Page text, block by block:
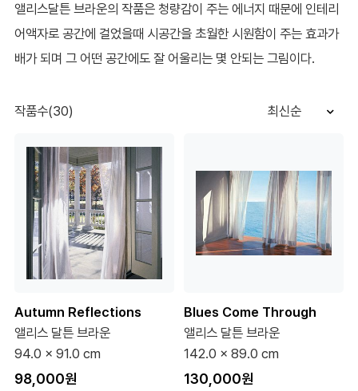
앨리스달튼 브라운의 작품은 청량감이 주는 에너지 때문에 인테리
어액자로 공간에 걸었을때 시공간을 초월한 시원함이 주는 효과가
배가 되며 그 어떤 공간에도 잘 어울리는 몇 안되는 그림이다.
작품수(30) 최신순
Autumn Reflections
앨리스 달튼 브라운
94.0 x 91.0 cm
98,000원
Blues Come Through
앨리스 달튼 브라운
142.0 x 89.0 cm
130,000원